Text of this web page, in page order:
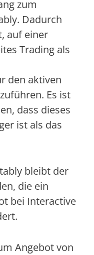
zum
Dadurch
auf einer
Trading als
den aktiven
Es ist
dass dieses
ist als das
bleibt der
die ein
bei Interactive
Angebot von